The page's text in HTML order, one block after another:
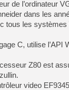
de l’ordinateur
dans les
tous les
C, utilise l’API
Z80 est
video